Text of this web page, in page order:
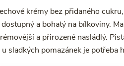
krémy bez přidaného
a bohatý na bílkoviny.
a přirozeně nasládlý.
sladkých pomazánek je potřeba